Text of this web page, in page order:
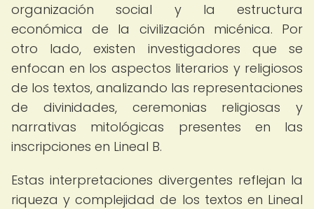
organización social y la estructura
económica de la civilización micénica. Por
otro lado, existen investigadores que se
enfocan en los aspectos literarios y religiosos
de los textos, analizando las representaciones
de divinidades, ceremonias religiosas y
narrativas mitológicas presentes en las
inscripciones en Lineal B.
Estas interpretaciones divergentes reflejan la
riqueza y complejidad de los textos en Lineal